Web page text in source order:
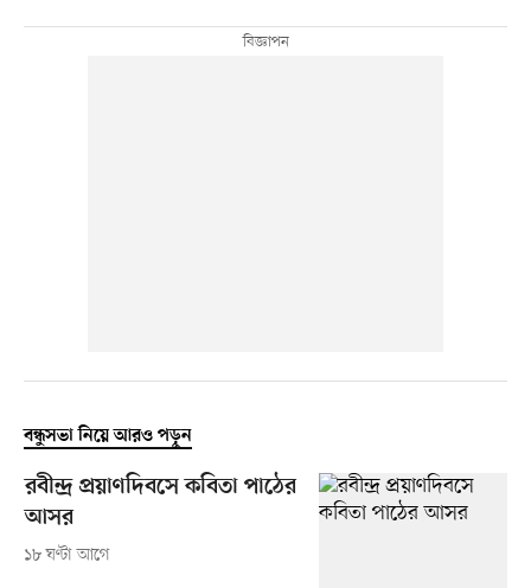
বন্ধুসভা নিয়ে আরও পড়ুন
রবীন্দ্র প্রয়াণদিবসে কবিতা পাঠের
আসর
১৮ ঘণ্টা আগে